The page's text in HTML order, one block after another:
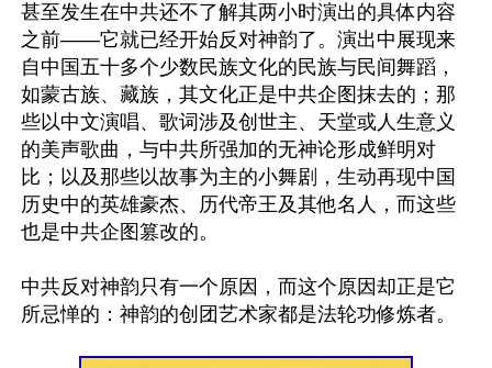
甚至发生在中共还不了解其两小时演出的具体内容
之前——它就已经开始反对神韵了。演出中展现来
自中国五十多个少数民族文化的民族与民间舞蹈，
如蒙古族、藏族，其文化正是中共企图抹去的；那
些以中文演唱、歌词涉及创世主、天堂或人生意义
的美声歌曲，与中共所强加的无神论形成鲜明对
比；以及那些以故事为主的小舞剧，生动再现中国
历史中的英雄豪杰、历代帝王及其他名人，而这些
也是中共企图篡改的。
中共反对神韵只有一个原因，而这个原因却正是它
所忌惮的：神韵的创团艺术家都是法轮功修炼者。